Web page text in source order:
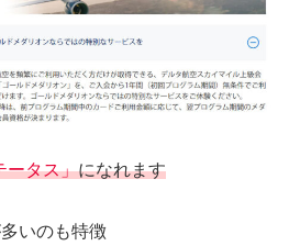
ータス」になれます
多いのも特徴